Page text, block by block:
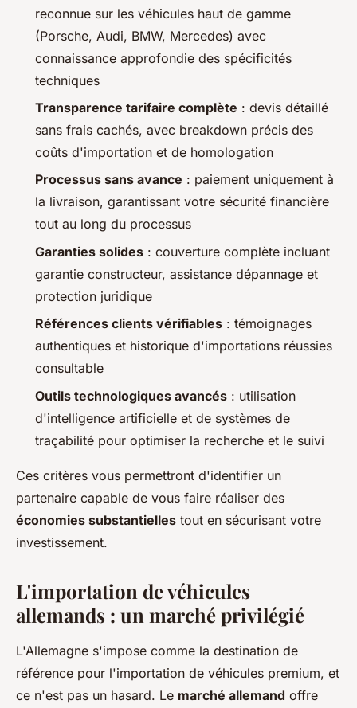
reconnue sur les véhicules haut de gamme
(Porsche, Audi, BMW, Mercedes) avec
connaissance approfondie des spécificités
techniques
Transparence tarifaire complète : devis détaillé
sans frais cachés, avec breakdown précis des
coûts d'importation et de homologation
Processus sans avance : paiement uniquement à
la livraison, garantissant votre sécurité financière
tout au long du processus
Garanties solides : couverture complète incluant
garantie constructeur, assistance dépannage et
protection juridique
Références clients vérifiables : témoignages
authentiques et historique d'importations réussies
consultable
Outils technologiques avancés : utilisation
d'intelligence artificielle et de systèmes de
traçabilité pour optimiser la recherche et le suivi
Ces critères vous permettront d'identifier un
partenaire capable de vous faire réaliser des
économies substantielles tout en sécurisant votre
investissement.
L'importation de véhicules
allemands : un marché privilégié
L'Allemagne s'impose comme la destination de
référence pour l'importation de véhicules premium, et
ce n'est pas un hasard. Le marché allemand offre